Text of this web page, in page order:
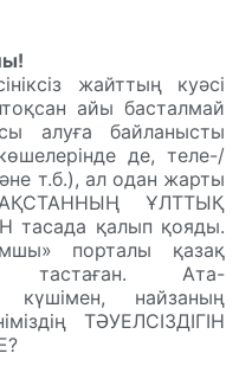
жайттың куәсі
айы басталмай
алуға байланысты
де, теле-/
т.б.), ал одан жарты
ҰЛТТЫҚ
тасада қалып қояды.
порталы қазақ
тастаған. Ата-
күшімен, найзаның
ТӘУЕЛСІЗДІГІН